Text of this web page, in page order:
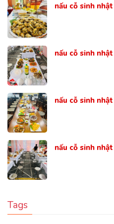
nấu cỗ sinh
nấu cỗ sinh
nấu cỗ sinh
nấu cỗ sinh
Tags